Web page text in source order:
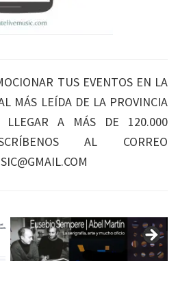
TUS EVENTOS EN LA
MÁS LEÍDA DE LA PROVINCIA
LLEGAR A MÁS DE 120.000
AL CORREO